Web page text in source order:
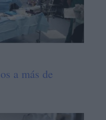
a más de